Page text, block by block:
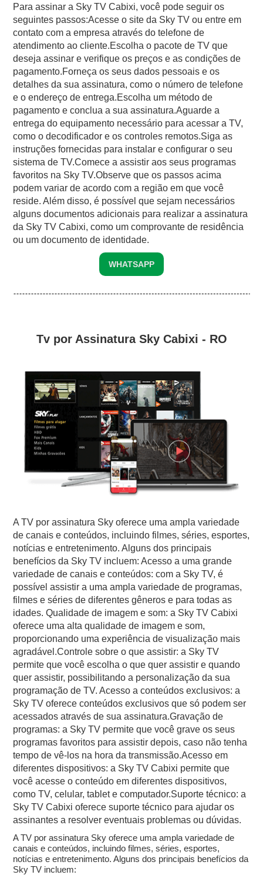
Para assinar a Sky TV Cabixi, você pode seguir os
seguintes passos:Acesse o site da Sky TV ou entre em
contato com a empresa através do telefone de
atendimento ao cliente.Escolha o pacote de TV que
deseja assinar e verifique os preços e as condições de
pagamento.Forneça os seus dados pessoais e os
detalhes da sua assinatura, como o número de telefone
e o endereço de entrega.Escolha um método de
pagamento e conclua a sua assinatura.Aguarde a
entrega do equipamento necessário para acessar a TV,
como o decodificador e os controles remotos.Siga as
instruções fornecidas para instalar e configurar o seu
sistema de TV.Comece a assistir aos seus programas
favoritos na Sky TV.Observe que os passos acima
podem variar de acordo com a região em que você
reside. Além disso, é possível que sejam necessários
alguns documentos adicionais para realizar a assinatura
da Sky TV Cabixi, como um comprovante de residência
ou um documento de identidade.
WHATSAPP
Tv por Assinatura Sky Cabixi - RO
A TV por assinatura Sky oferece uma ampla variedade
de canais e conteúdos, incluindo filmes, séries, esportes,
notícias e entretenimento. Alguns dos principais
benefícios da Sky TV incluem: Acesso a uma grande
variedade de canais e conteúdos: com a Sky TV, é
possível assistir a uma ampla variedade de programas,
filmes e séries de diferentes gêneros e para todas as
idades. Qualidade de imagem e som: a Sky TV Cabixi
oferece uma alta qualidade de imagem e som,
proporcionando uma experiência de visualização mais
agradável.Controle sobre o que assistir: a Sky TV
permite que você escolha o que quer assistir e quando
quer assistir, possibilitando a personalização da sua
programação de TV. Acesso a conteúdos exclusivos: a
Sky TV oferece conteúdos exclusivos que só podem ser
acessados através de sua assinatura.Gravação de
programas: a Sky TV permite que você grave os seus
programas favoritos para assistir depois, caso não tenha
tempo de vê-los na hora da transmissão.Acesso em
diferentes dispositivos: a Sky TV Cabixi permite que
você acesse o conteúdo em diferentes dispositivos,
como TV, celular, tablet e computador.Suporte técnico: a
Sky TV Cabixi oferece suporte técnico para ajudar os
assinantes a resolver eventuais problemas ou dúvidas.
A TV por assinatura Sky oferece uma ampla variedade de
canais e conteúdos, incluindo filmes, séries, esportes,
notícias e entretenimento. Alguns dos principais benefícios da
Sky TV incluem: